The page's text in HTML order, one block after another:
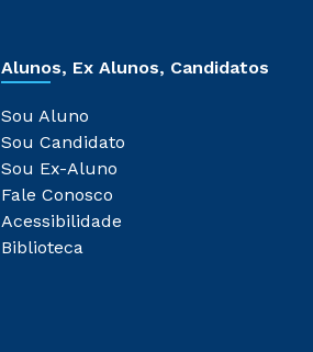
Alunos, Ex Alunos, Candidatos
Sou Aluno
Sou Candidato
Sou Ex-Aluno
Fale Conosco
Acessibilidade
Biblioteca